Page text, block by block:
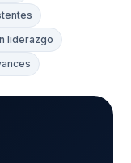
liderazgo